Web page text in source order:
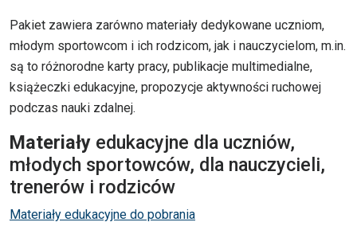
Pakiet zawiera zarówno materiały dedykowane uczniom,
młodym sportowcom i ich rodzicom, jak i nauczycielom, m.in.
są to różnorodne karty pracy, publikacje multimedialne,
książeczki edukacyjne, propozycje aktywności ruchowej
podczas nauki zdalnej.
Materiały edukacyjne dla uczniów,
młodych sportowców, dla nauczycieli,
trenerów i rodziców
Materiały edukacyjne do pobrania